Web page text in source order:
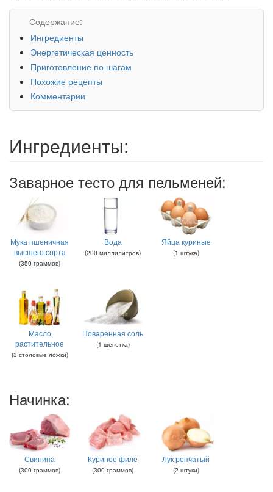
Содержание:
Ингредиенты
Энергетическая ценность
Приготовление по шагам
Похожие рецепты
Комментарии
Ингредиенты:
Заварное тесто для пельменей:
Мука пшеничная
высшего сорта
(350 граммов)
Вода
(200 миллилитров)
Яйца куриные
(1 штука)
Масло
растительное
(3 столовые ложки)
Поваренная соль
(1 щепотка)
Начинка:
Свинина
(300 граммов)
Куриное филе
(300 граммов)
Лук репчатый
(2 штуки)